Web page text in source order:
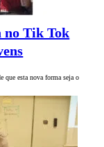
no Tik Tok
que esta nova forma seja o